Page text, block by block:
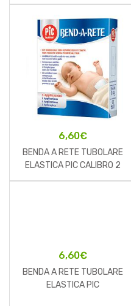
6,60€
BENDA A RETE TUBOLARE
ELASTICA PIC CALIBRO 2
PIEDE/BRACCIO
6,60€
BENDA A RETE TUBOLARE
ELASTICA PIC